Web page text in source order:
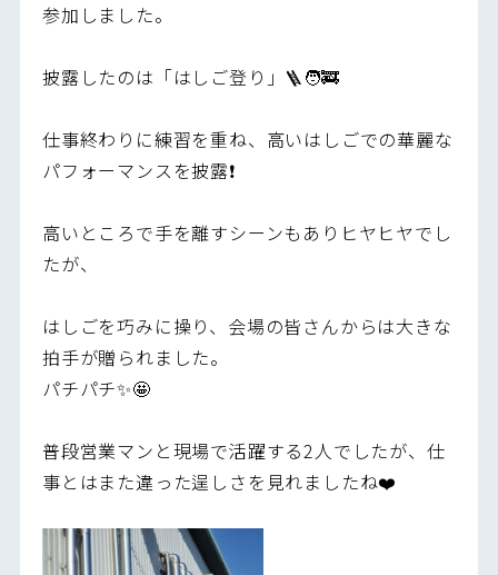
参加しました。
披露したのは「はしご登り」🪜🧑‍🚒
仕事終わりに練習を重ね、高いはしごでの華麗な
パフォーマンスを披露❗️
高いところで手を離すシーンもありヒヤヒヤでし
たが、
はしごを巧みに操り、会場の皆さんからは大きな
拍手が贈られました。
パチパチ✨🤩
普段営業マンと現場で活躍する2人でしたが、仕
事とはまた違った逞しさを見れましたね❤️